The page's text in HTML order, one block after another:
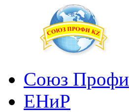
Союз Профи
ЕНиР